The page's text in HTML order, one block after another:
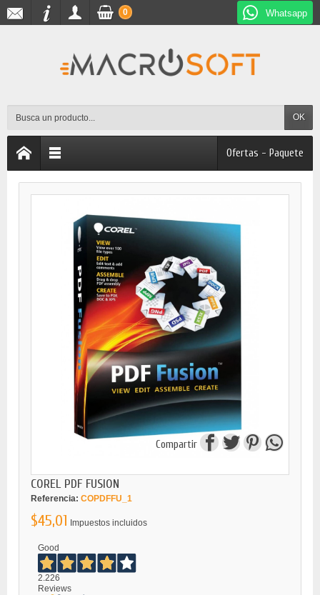
Whatsapp
OK
0
Ofertas - Paquete
Compartir
COREL PDF FUSION
Referencia: COPDFFU_1
$45,01 Impuestos incluidos
Good
2.226
Reviews